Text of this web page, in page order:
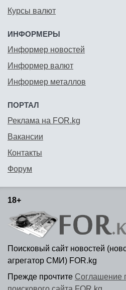
Курсы валют
ИНФОРМЕРЫ
Информер новостей
Информер валют
Информер металлов
ПОРТАЛ
Реклама на FOR.kg
Вакансии
Контакты
Форум
18+
Поисковый сайт новостей
агрегатор СМИ) FOR.kg
Прежде прочтите Соглашение